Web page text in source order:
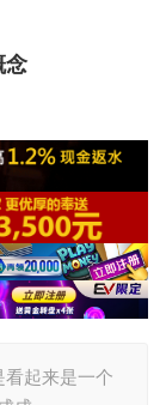
念
看起来是一个